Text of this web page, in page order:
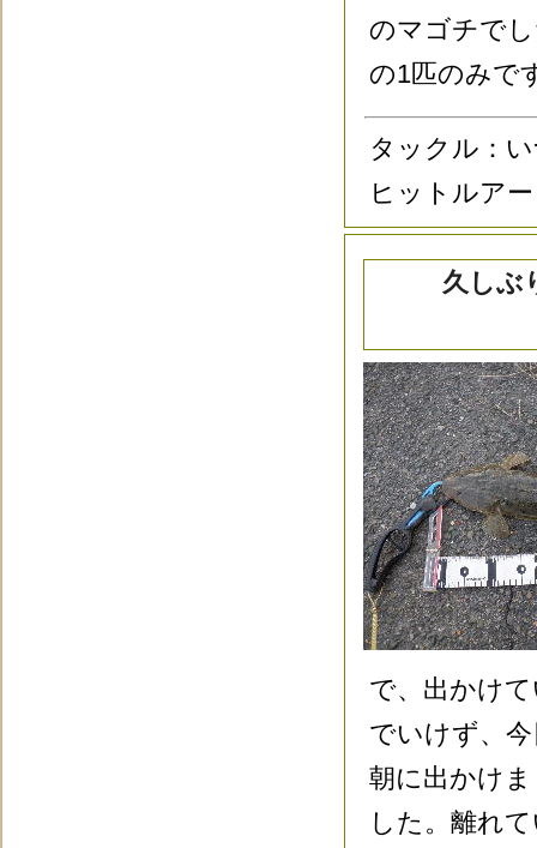
のマゴチで
の1匹のみで
タックル：
ヒットルア
久しぶ
で、出かけ
でいけず、
朝に出かけ
した。離れ